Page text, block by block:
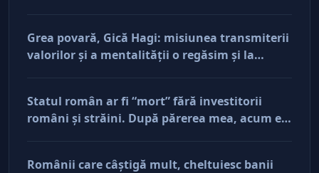
Grea povară, Gică Hagi: misiunea transmiterii
valorilor şi a mentalităţii o regăsim şi la
Statul român ar fi “mort” fără investitorii
români şi străini. După părerea mea, acum e
Românii care câştigă mult, cheltuiesc banii